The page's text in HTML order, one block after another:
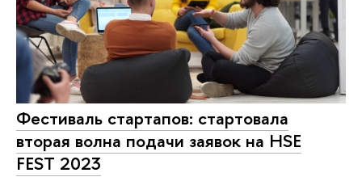
Фестиваль стартапов: стартовала
вторая волна подачи заявок на HSE
FEST 2023